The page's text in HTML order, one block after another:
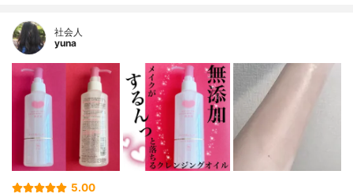
社会人
yuna
5.00